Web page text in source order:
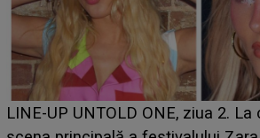
Ce a dezvăluit noua concurentă din